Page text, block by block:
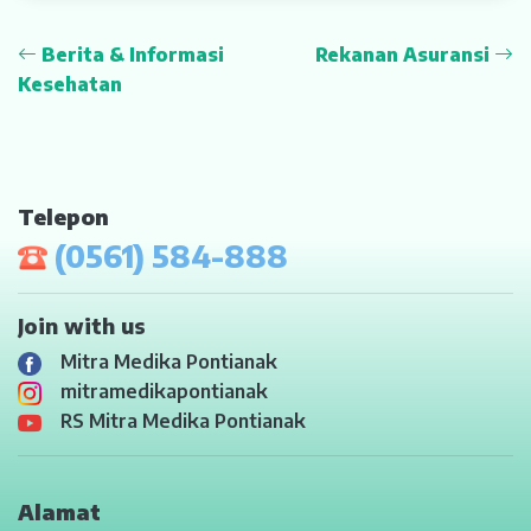
Berita & Informasi
Kesehatan
Rekanan Asuransi
Telepon
(0561) 584-888
Join with us
Mitra Medika Pontianak
mitramedikapontianak
RS Mitra Medika Pontianak
Alamat